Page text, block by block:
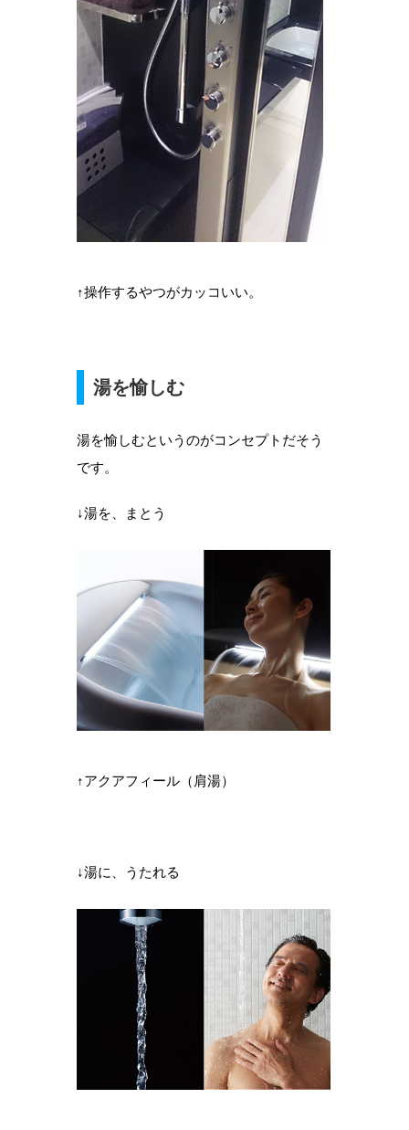
↑操作するやつがカッコいい。
湯を愉しむ
湯を愉しむというのがコンセプトだそう
です。
↓湯を、まとう
↑アクアフィール（肩湯）
↓湯に、うたれる